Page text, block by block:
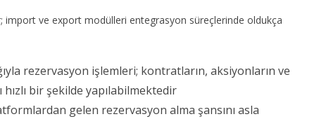
import ve export modülleri entegrasyon süreçlerinde oldukça
rezervasyon işlemleri; kontratların, aksiyonların ve
bir şekilde yapılabilmektedir
gelen rezervasyon alma şansını asla